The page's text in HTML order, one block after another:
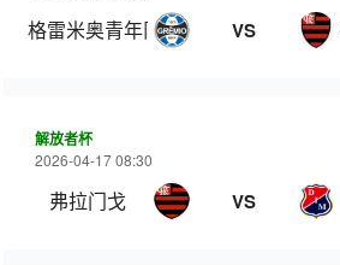
格雷米奥青年队 VS
解放者杯
2026-04-17 08:30
弗拉门戈 VS